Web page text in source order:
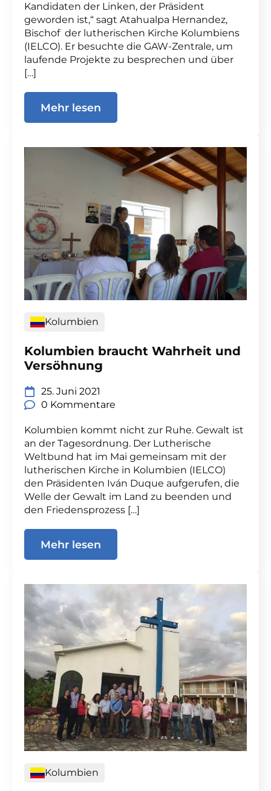
Kandidaten der Linken, der Präsident
geworden ist,“ sagt Atahualpa Hernandez,
Bischof der lutherischen Kirche Kolumbiens
(IELCO). Er besuchte die GAW-Zentrale, um
laufende Projekte zu besprechen und über
[…]
Mehr lesen
Kolumbien
Kolumbien braucht Wahrheit und
Versöhnung
25. Juni 2021
0 Kommentare
Kolumbien kommt nicht zur Ruhe. Gewalt ist
an der Tagesordnung. Der Lutherische
Weltbund hat im Mai gemeinsam mit der
lutherischen Kirche in Kolumbien (IELCO)
den Präsidenten Iván Duque aufgerufen, die
Welle der Gewalt im Land zu beenden und
den Friedensprozess […]
Mehr lesen
Kolumbien